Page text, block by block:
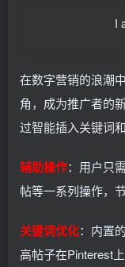
I
在数字营销的浪潮
角，成为推广者的
过智能插入关键词
辅助操作：用户只
帖等一系列操作，
关键词优化：内置
高帖子在Pinterest